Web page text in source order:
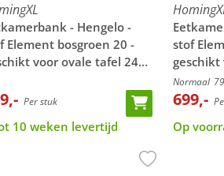
- Hengelo -
Element bosgroen 20 -
voor ovale tafel 240
Per stuk
10 weken levertijd
stof
geschikt
cm
Normaal
699,-
Op